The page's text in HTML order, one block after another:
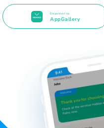
Disponível na
AppGallery